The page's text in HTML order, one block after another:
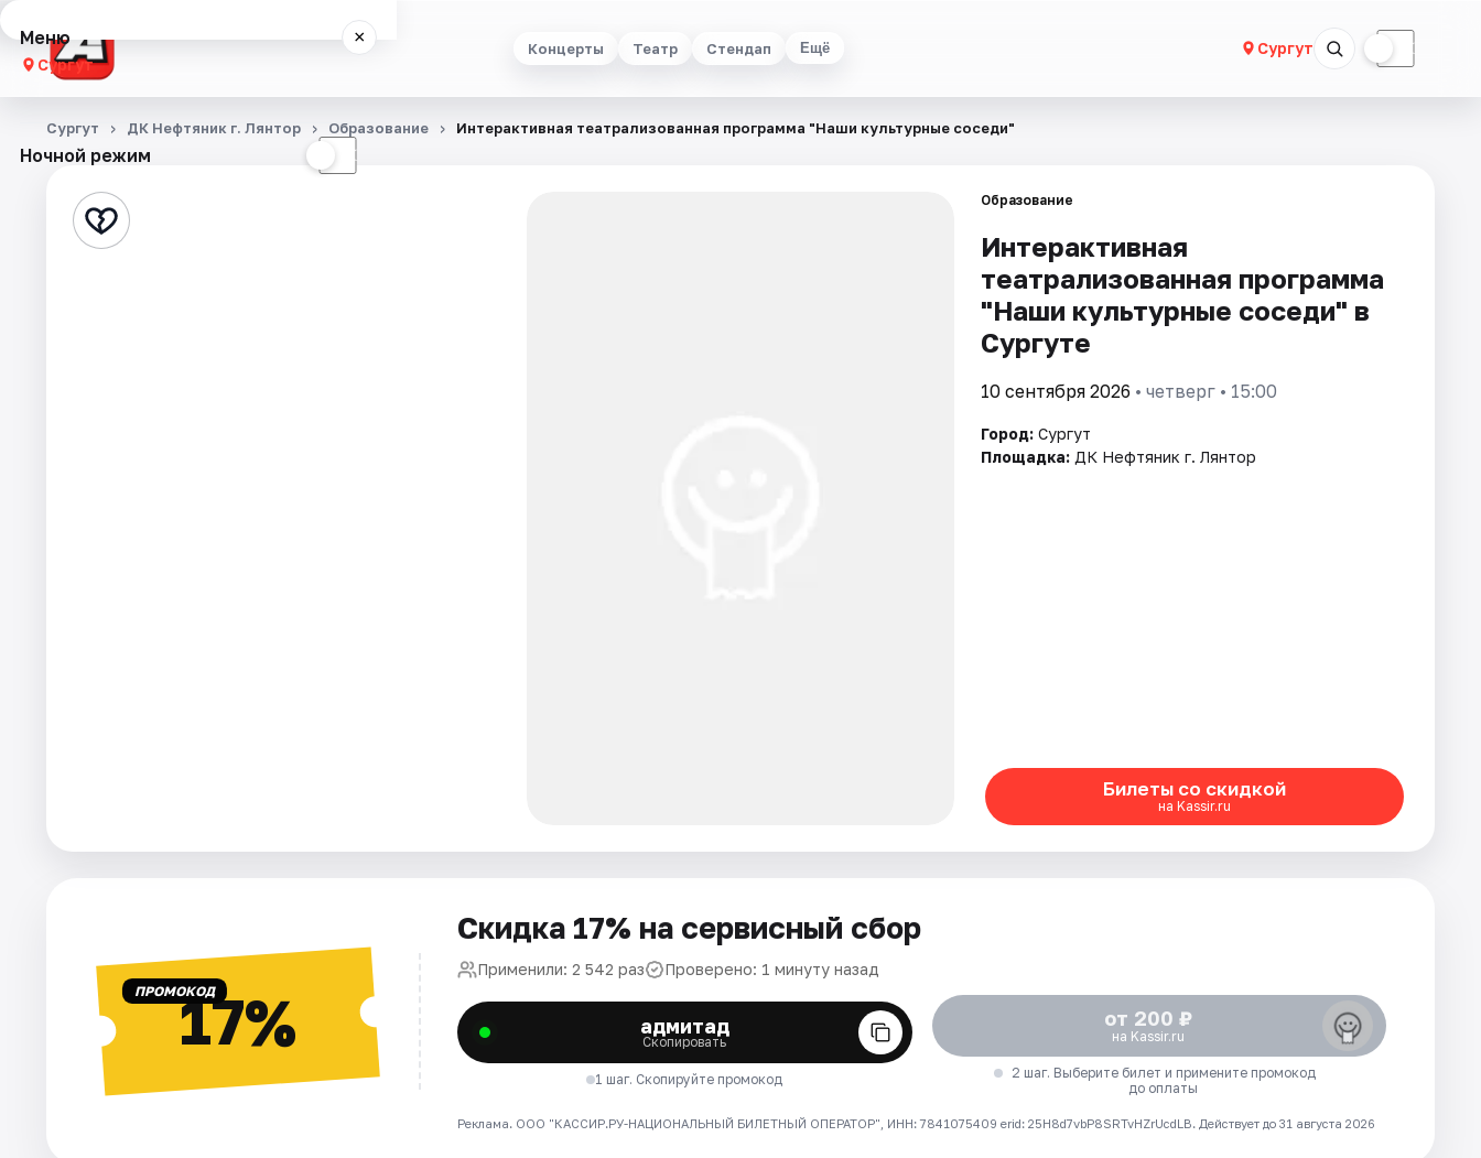
Концерты Театр Стендап Ещё Сургут ☾
Меню ×
Сургут
Концерты
Стендап
Ночной режим ☾
Сургут ДК Нефтяник г. Лянтор Образование Интерактивная театрализованная программа "Наши культурные соседи"
Образование
Интерактивная
театрализованная программа
"Наши культурные соседи" в
Сургуте
10 сентября 2026 • четверг • 15:00
Город: Сургут
Площадка: ДК Нефтяник г. Лянтор
Билеты со скидкой
на Kassir.ru
ПРОМОКОД17%
Скидка 17% на сервисный сбор
Применили: 2 542 раз Проверено: 1 минуту назад
адмитад
Скопировать
1 шаг. Скопируйте промокод
от 200 ₽
на Kassir.ru
2 шаг. Выберите билет и примените промокод
до оплаты
Реклама. ООО "КАССИР.РУ-НАЦИОНАЛЬНЫЙ БИЛЕТНЫЙ ОПЕРАТОР", ИНН: 7841075409 erid: 25H8d7vbP8SRTvHZrUcdLB. Действует до 31 августа 2026